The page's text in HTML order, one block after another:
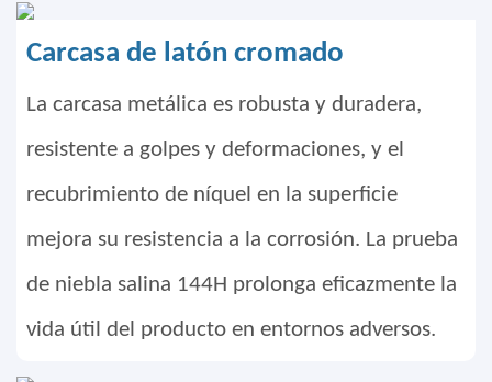
Carcasa de latón cromado
La carcasa metálica es robusta y duradera,
resistente a golpes y deformaciones, y el
recubrimiento de níquel en la superficie
mejora su resistencia a la corrosión. La prueba
de niebla salina 144H prolonga eficazmente la
vida útil del producto en entornos adversos.